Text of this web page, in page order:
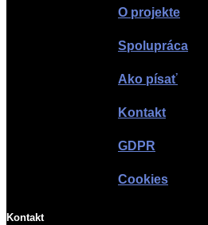
O projekte
Spolupráca
Ako písať
Kontakt
GDPR
Cookies
Kontakt